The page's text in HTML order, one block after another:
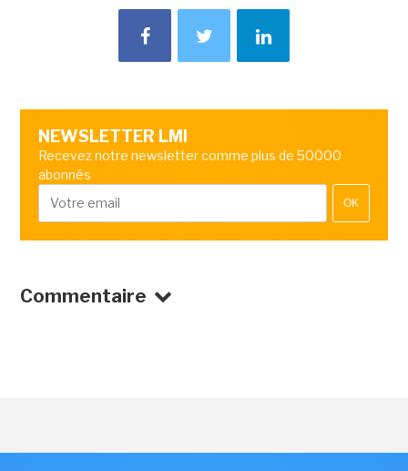
NEWSLETTER LMI
Recevez notre newsletter comme plus de 50000
abonnés
OK
Commentaire